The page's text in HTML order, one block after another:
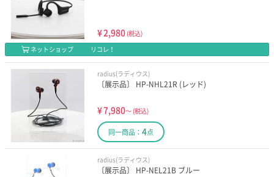
¥2,980 (税込)
ネットショップ
リコレ！
radius(ラディウス)
〔展示品〕 HP-NHL21R (レッド)
¥7,980～ (税込)
同一商品： 4点
radius(ラディウス)
〔展示品〕 HP-NEL21B ブルー